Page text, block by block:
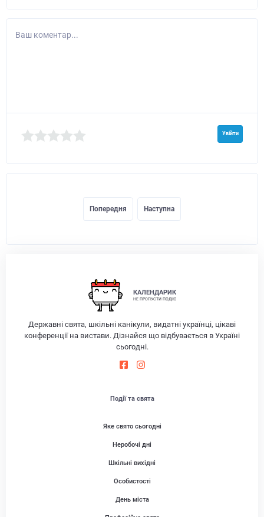
Ваш коментар...
Увійти
Попередня Наступна
КАЛЕНДАРИК
НЕ ПРОПУСТИ ПОДІЮ
Державні свята, шкільні канікули, видатні українці, цікаві
конференції на вистави. Дізнайся що відбувається в Україні
сьогодні.
Події та свята
Яке свято сьогодні
Неробочі дні
Шкільні вихідні
Особистості
День міста